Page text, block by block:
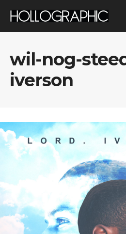
wil-nog-
iverson